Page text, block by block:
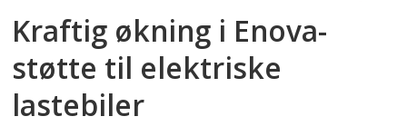
Kraftig økning i Enova-
støtte til elektriske
lastebiler